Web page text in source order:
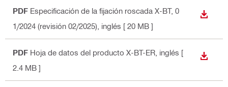
PDF Especificación de la fijación roscada X-BT, 0
1/2024 (revisión 02/2025) , inglés [ 20 MB ]
PDF Hoja de datos del producto X-BT-ER , inglés [
2.4 MB ]